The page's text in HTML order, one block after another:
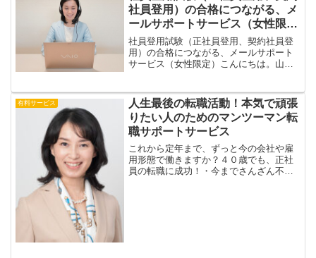
社員登用）の合格につながる、メ
ールサポートサービス（女性限
定）
社員登用試験（正社員登用、契約社員登
用）の合格につながる、メールサポート
サービス（女性限定）こんにちは。山本
社員になれますよ。契約社員や正社員に
なれれば、今いる会社でキ...
有料サービス
人生最後の転職活動！本気で頑張
りたい人のためのマンツーマン転
職サポートサービス
これから定年まで、ずっと今の会社や雇
用形態で働きますか？４０歳でも、正社
員の転職に成功！・今までさんざん不合